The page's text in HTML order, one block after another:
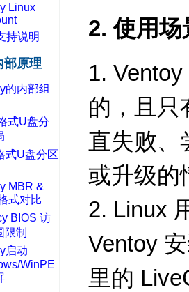
Linux
持说明
原理
的内部组
式U盘分
式U盘分区
MBR &
式对比
BIOS 访
限制
启动
WinPE
2. 使用场
1.
的，且只
直失败、
或升级的
2. Linux
Ventoy
里的